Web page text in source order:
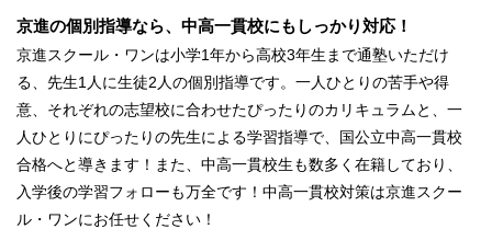
京進の個別指導なら、中高一貫校にもしっかり対応！
京進スクール・ワンは小学1年から高校3年生まで通塾いただけ
る、先生1人に生徒2人の個別指導です。一人ひとりの苦手や得
意、それぞれの志望校に合わせたぴったりのカリキュラムと、一
人ひとりにぴったりの先生による学習指導で、国公立中高一貫校
合格へと導きます！また、中高一貫校生も数多く在籍しており、
入学後の学習フォローも万全です！中高一貫校対策は京進スクー
ル・ワンにお任せください！